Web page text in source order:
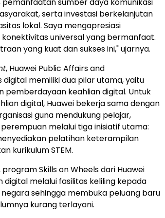
sumber daya komunikasi
serta investasi berkelanjutan
lokal. Saya mengapresiasi
universal yang bermanfaat.
yang kuat dan sukses ini," ujarnya.
, Huawei Public Affairs and
digital memiliki dua pilar utama, yaitu
pemberdayaan keahlian digital. Untuk
digital, Huawei bekerja sama dengan
guna mendukung pelajar,
melalui tiga inisiatif utama:
pelatihan keterampilan
kurikulum STEM.
Skills on Wheels dari Huawei
melalui fasilitas keliling kepada
negara sehingga membuka peluang baru
kurang terlayani.